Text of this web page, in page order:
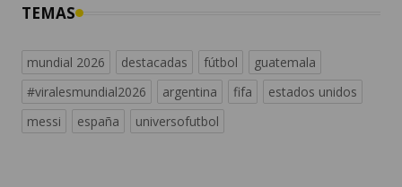
TEMAS
mundial 2026 destacadas fútbol
guatemala
#viralesmundial2026
argentina fifa
estados unidos
messi
españa universofutbol